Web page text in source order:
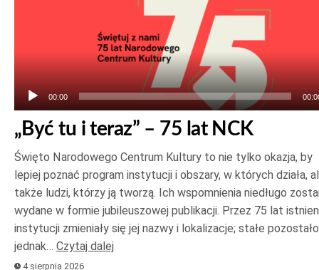
00:00
„Być tu i teraz” – 75 lat NCK
Święto Narodowego Centrum Kultury to nie tylko okazja, by
lepiej poznać program instytucji i obszary, w których działa,
także ludzi, którzy ją tworzą. Ich wspomnienia niedługo
wydane w formie jubileuszowej publikacji. Przez 75 lat
instytucji zmieniały się jej nazwy i lokalizacje; stałe pozostało
jednak… Czytaj dalej
4 sierpnia 2026